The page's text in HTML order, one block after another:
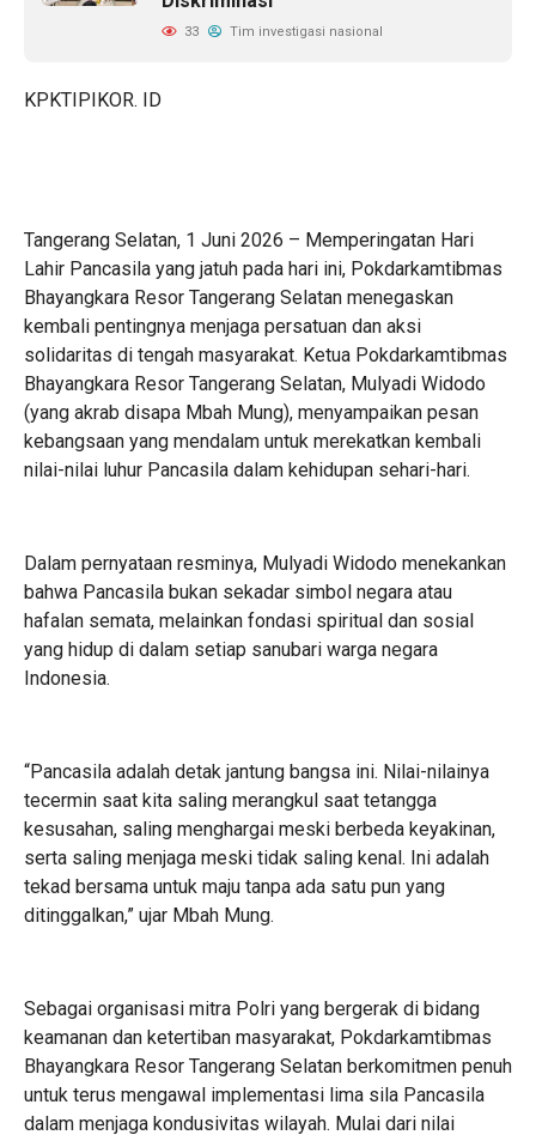
33 Tim investigasi nasional
KPKTIPIKOR. ID
Tangerang Selatan, 1 Juni 2026 – Memperingatan Hari
Lahir Pancasila yang jatuh pada hari ini, Pokdarkamtibmas
Bhayangkara Resor Tangerang Selatan menegaskan
kembali pentingnya menjaga persatuan dan aksi
solidaritas di tengah masyarakat. Ketua Pokdarkamtibmas
Bhayangkara Resor Tangerang Selatan, Mulyadi Widodo
(yang akrab disapa Mbah Mung), menyampaikan pesan
kebangsaan yang mendalam untuk merekatkan kembali
nilai-nilai luhur Pancasila dalam kehidupan sehari-hari.
Dalam pernyataan resminya, Mulyadi Widodo menekankan
bahwa Pancasila bukan sekadar simbol negara atau
hafalan semata, melainkan fondasi spiritual dan sosial
yang hidup di dalam setiap sanubari warga negara
Indonesia.
“Pancasila adalah detak jantung bangsa ini. Nilai-nilainya
tecermin saat kita saling merangkul saat tetangga
kesusahan, saling menghargai meski berbeda keyakinan,
serta saling menjaga meski tidak saling kenal. Ini adalah
tekad bersama untuk maju tanpa ada satu pun yang
ditinggalkan,” ujar Mbah Mung.
Sebagai organisasi mitra Polri yang bergerak di bidang
keamanan dan ketertiban masyarakat, Pokdarkamtibmas
Bhayangkara Resor Tangerang Selatan berkomitmen penuh
untuk terus mengawal implementasi lima sila Pancasila
dalam menjaga kondusivitas wilayah. Mulai dari nilai